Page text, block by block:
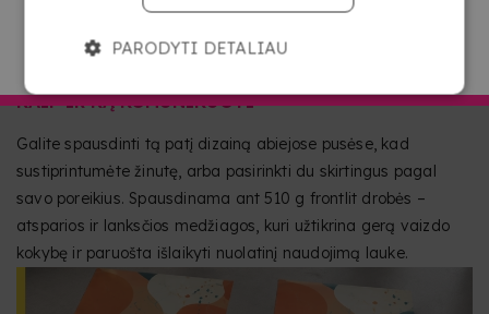
EITI Į COPYKREA LIETUVA
KAIP IR KĄ KOMUNIKUOTI
Galite spausdinti tą patį dizainą abiejose pusėse, kad
sustiprintumėte žinutę, arba pasirinkti du skirtingus pagal
savo poreikius. Spausdinama ant 510 g frontlit drobės –
atsparios ir lanksčios medžiagos, kuri užtikrina gerą vaizdo
kokybę ir paruošta išlaikyti nuolatinį naudojimą lauke.
PARODYTI DETALIAU